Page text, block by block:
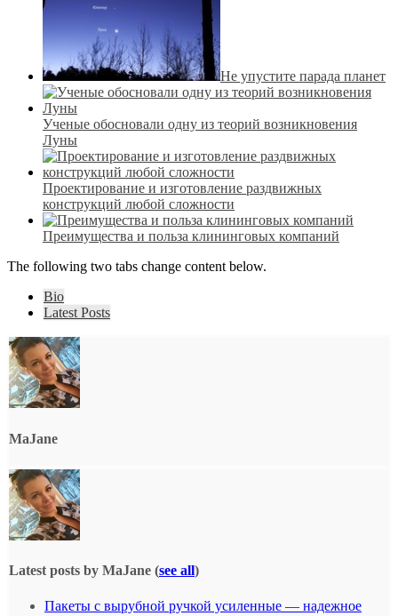
Не упустите парада планет
Ученые обосновали одну из теорий возникновения
Луны
Проектирование и изготовление раздвижных
конструкций любой сложности
Преимущества и польза клининговых компаний
The following two tabs change content below.
Bio
Latest Posts
MaJane
Latest posts by MaJane (see all)
Пакеты с вырубной ручкой усиленные — надежное